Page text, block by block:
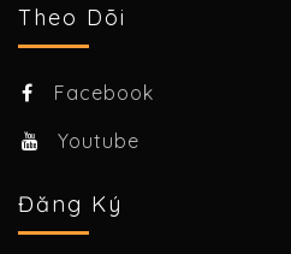
Theo Dõi
Facebook
Youtube
Đăng Ký